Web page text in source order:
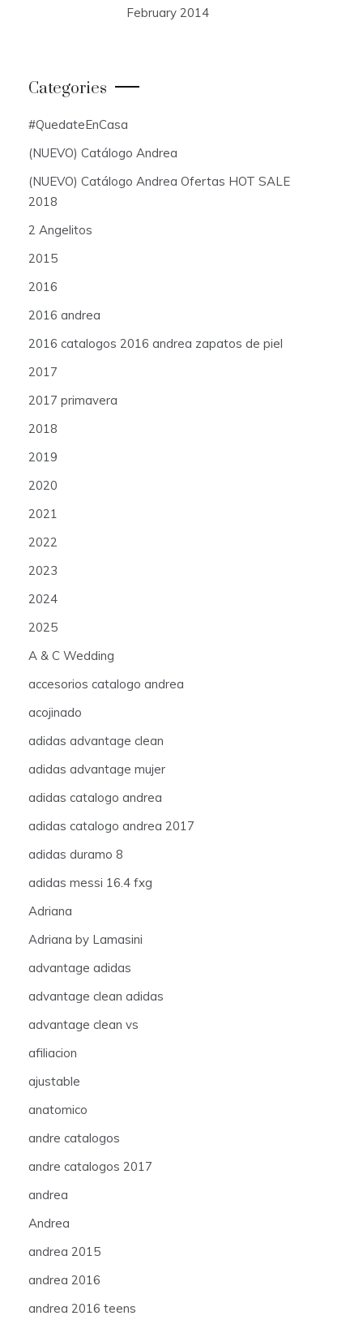
February 2014
Categories
#QuedateEnCasa
(NUEVO) Catálogo Andrea
(NUEVO) Catálogo Andrea Ofertas HOT SALE
2018
2 Angelitos
2015
2016
2016 andrea
2016 catalogos 2016 andrea zapatos de piel
2017
2017 primavera
2018
2019
2020
2021
2022
2023
2024
2025
A & C Wedding
accesorios catalogo andrea
acojinado
adidas advantage clean
adidas advantage mujer
adidas catalogo andrea
adidas catalogo andrea 2017
adidas duramo 8
adidas messi 16.4 fxg
Adriana
Adriana by Lamasini
advantage adidas
advantage clean adidas
advantage clean vs
afiliacion
ajustable
anatomico
andre catalogos
andre catalogos 2017
andrea
Andrea
andrea 2015
andrea 2016
andrea 2016 teens